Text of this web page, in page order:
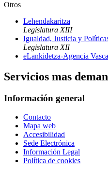
Otros
Lehendakaritza
Legislatura XIII
Igualdad, Justicia y
Legislatura XII
eLankidetza-Agencia
Servicios mas
Información general
Contacto
Mapa web
Accesibilidad
Sede Electrónica
Información Legal
Política de cookies